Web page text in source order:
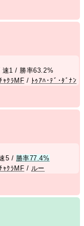
1 / 勝率63.2%
ｬｸﾗMF / ﾄｩｱﾊ･ﾃﾞ･ﾀﾞﾅﾝ
5 / 勝率77.4%
ｬｸﾗMF / ルー